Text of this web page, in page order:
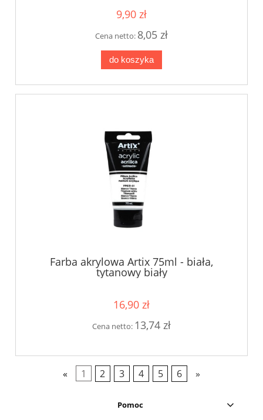
9,90 zł
Cena netto: 8,05 zł
do koszyka
Farba akrylowa Artix 75ml - biała,
tytanowy biały
16,90 zł
Cena netto: 13,74 zł
« 1 2 3 4 5 6 »
Pomoc